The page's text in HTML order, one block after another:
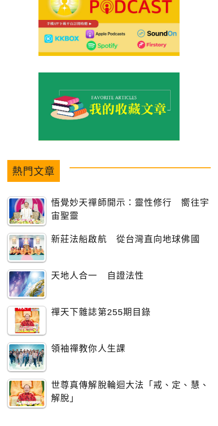
熱門文章
悟覺妙天禪師開示：靈性修行 嚮往宇
宙聖靈
新莊法船啟航 從台灣直向地球佛國
天地人合一 自證法性
禪天下雜誌第255期目錄
領袖禪教你人生課
世尊真傳解脫輪迴大法「戒、定、慧、
解脫」